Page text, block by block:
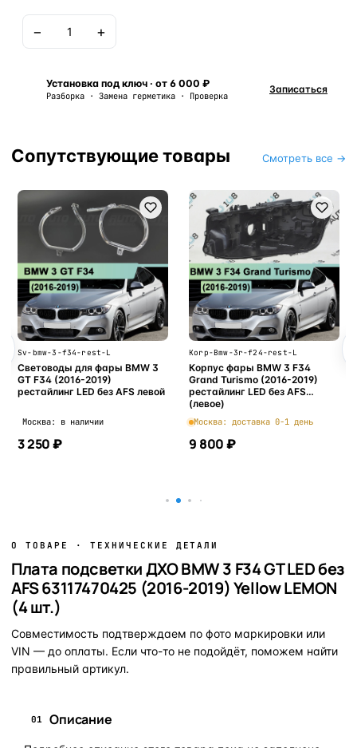
− +
Установка под ключ · от 6 000 ₽
Разборка · Замена герметика · Проверка
Записаться
Сопутствующие товары Смотреть все →
Sv-bmw-3-f34-rest-L
Световоды для фары BMW 3
GT F34 (2016-2019)
рестайлинг LED без AFS левой
Москва: в наличии
3 250 ₽
Korp-Bmw-3r-f24-rest-L
Корпус фары BMW 3 F34
Grand Turismo (2016-2019)
рестайлинг LED без AFS
(левое)
Москва: доставка 0-1 день
9 800 ₽
О ТОВАРЕ · ТЕХНИЧЕСКИЕ ДЕТАЛИ
Плата подсветки ДХО BMW 3 F34 GT LED без
AFS 63117470425 (2016-2019) Yellow LEMON
(4 шт.)
Совместимость подтверждаем по фото маркировки или
VIN — до оплаты. Если что-то не подойдёт, поможем найти
правильный артикул.
01 Описание